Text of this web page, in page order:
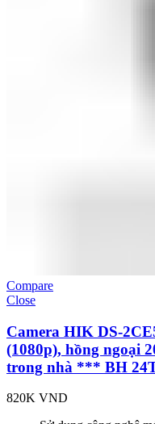
Compare
Close
Camera HIK DS-
(1080p), hồng ngoại
trong nhà *** BH
820K VND